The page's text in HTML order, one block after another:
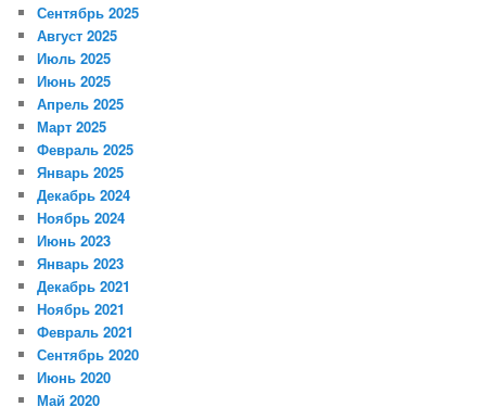
Сентябрь 2025
Август 2025
Июль 2025
Июнь 2025
Апрель 2025
Март 2025
Февраль 2025
Январь 2025
Декабрь 2024
Ноябрь 2024
Июнь 2023
Январь 2023
Декабрь 2021
Ноябрь 2021
Февраль 2021
Сентябрь 2020
Июнь 2020
Май 2020